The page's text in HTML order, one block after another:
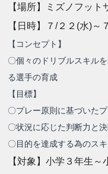
【場所】ミズノフッ
【日時】７/２２(水)
【コンセプト】
〇個々のドリブルスキル
る選手の育成
【目標】
〇プレー原則に基づいた
〇状況に応じた判断力と
〇目的を達成する為のス
【対象】小学３年生～